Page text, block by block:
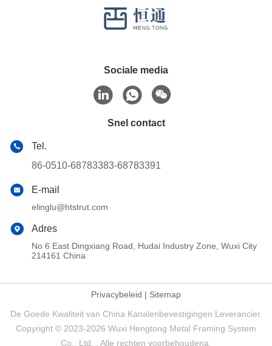
Sociale media
Snel contact
Tel.
86-0510-68783383-68783391
E-mail
elinglu@htstrut.com
Adres
No 6 East Dingxiang Road, Hudai Industry Zone, Wuxi City
214161 China
Privacybeleid | Sitemap
De Goede Kwaliteit van China Kanalenbevestigingen Leverancier.
Copyright © 2023-2026 Wuxi Hengtong Metal Framing System
Co., Ltd. . Alle rechten voorbehoudena.